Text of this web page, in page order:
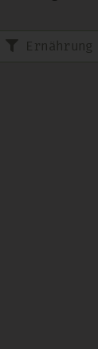
Ernährung